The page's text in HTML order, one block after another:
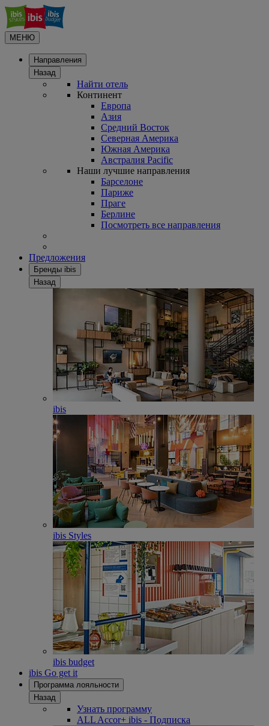
МЕНЮ
Направления
Назад
Найти отель
Континент
Европа
Азия
Средний Восток
Северная Америка
Южная Америка
Австралия Pacific
Наши лучшие направления
Барселоне
Париже
Праге
Берлине
Посмотреть все направления
Предложения
Бренды ibis
Назад
ibis
ibis Styles
ibis budget
ibis Go get it
Программа лояльности
Назад
Узнать программу
ALL Accor+ ibis - Подписка